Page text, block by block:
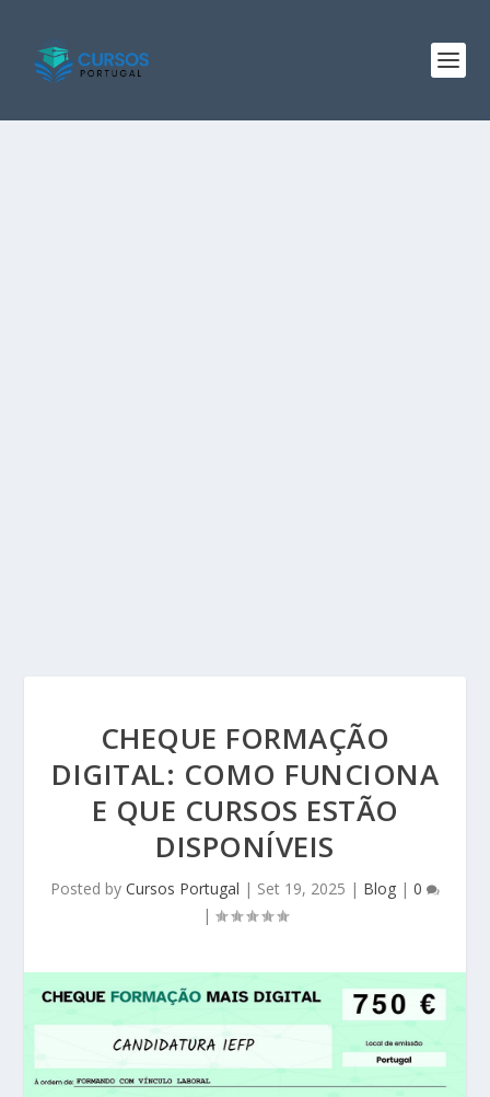
CHEQUE FORMAÇÃO
DIGITAL: COMO FUNCIONA
E QUE CURSOS ESTÃO
DISPONÍVEIS
Posted by Cursos Portugal | Set 19, 2025 | Blog | 0
|